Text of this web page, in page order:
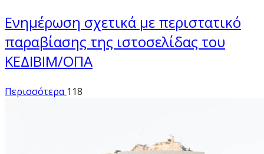
Ενημέρωση σχετικά με περιστατικό
παραβίασης της ιστοσελίδας του
ΚΕΔΙΒΙΜ/ΟΠΑ
Περισσότερα 118